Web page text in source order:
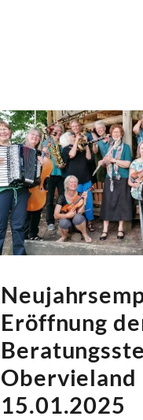
Eröffnung
Obervieland
15.01.2025